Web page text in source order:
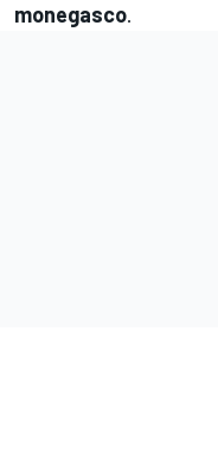
monegasco.